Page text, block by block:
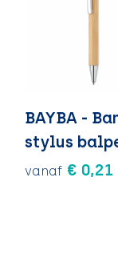
BAYBA -
stylus
vanaf € 0,21